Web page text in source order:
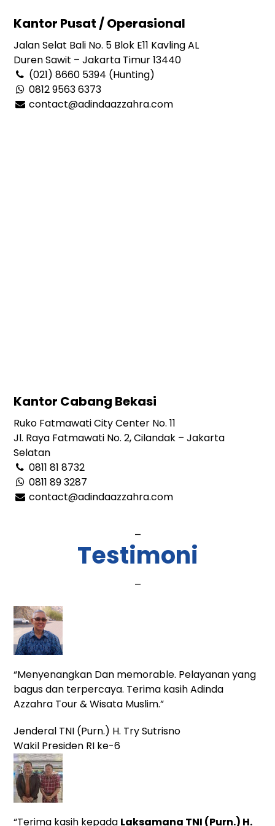
Kantor Pusat / Operasional
Jalan Selat Bali No. 5 Blok E11 Kavling AL
Duren Sawit – Jakarta Timur 13440
(021) 8660 5394 (Hunting)
0812 9563 6373
contact@adindaazzahra.com
Kantor Cabang Bekasi
Ruko Fatmawati City Center No. 11
Jl. Raya Fatmawati No. 2, Cilandak – Jakarta
Selatan
0811 81 8732
0811 89 3287
contact@adindaazzahra.com
Testimoni
“Menyenangkan Dan memorable. Pelayanan yang
bagus dan terpercaya. Terima kasih Adinda
Azzahra Tour & Wisata Muslim.”
Jenderal TNI (Purn.) H. Try Sutrisno
Wakil Presiden RI ke-6
“Terima kasih kepada Laksamana TNI (Purn.) H.